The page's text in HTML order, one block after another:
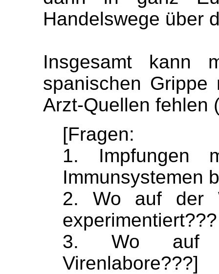
Handelswege über
Insgesamt kann
spanischen Grippe
Arzt-Quellen fehlen
[Fragen:
1. Impfungen
Immunsystemen
2. Wo auf der
experimentiert???
3. Wo
Virenlabore???]